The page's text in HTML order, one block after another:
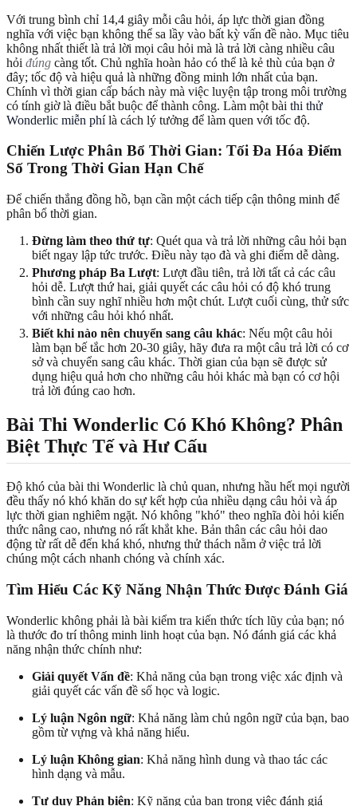
Với trung bình chỉ 14,4 giây mỗi câu hỏi, áp lực thời gian đồng
nghĩa với việc bạn không thể sa lầy vào bất kỳ vấn đề nào. Mục tiêu
không nhất thiết là trả lời mọi câu hỏi mà là trả lời càng nhiều câu
hỏi đúng càng tốt. Chủ nghĩa hoàn hảo có thể là kẻ thù của bạn ở
đây; tốc độ và hiệu quả là những đồng minh lớn nhất của bạn.
Chính vì thời gian cấp bách này mà việc luyện tập trong môi trường
có tính giờ là điều bắt buộc để thành công. Làm một bài thi thử
Wonderlic miễn phílà cách lý tưởng để làm quen với tốc độ.
Chiến Lược Phân Bổ Thời Gian: Tối Đa Hóa Điểm
Số Trong Thời Gian Hạn Chế
Để chiến thắng đồng hồ, bạn cần một cách tiếp cận thông minh để
phân bổ thời gian.
Đừng làm theo thứ tự: Quét qua và trả lời những câu hỏi bạn
biết ngay lập tức trước. Điều này tạo đà và ghi điểm dễ dàng.
Phương pháp Ba Lượt: Lượt đầu tiên, trả lời tất cả các câu
hỏi dễ. Lượt thứ hai, giải quyết các câu hỏi có độ khó trung
bình cần suy nghĩ nhiều hơn một chút. Lượt cuối cùng, thử sức
với những câu hỏi khó nhất.
Biết khi nào nên chuyển sang câu khác: Nếu một câu hỏi
làm bạn bế tắc hơn 20-30 giây, hãy đưa ra một câu trả lời có cơ
sở và chuyển sang câu khác. Thời gian của bạn sẽ được sử
dụng hiệu quả hơn cho những câu hỏi khác mà bạn có cơ hội
trả lời đúng cao hơn.
Bài Thi Wonderlic Có Khó Không? Phân
Biệt Thực Tế và Hư Cấu
Độ khó của bài thi Wonderlic là chủ quan, nhưng hầu hết mọi người
đều thấy nó khó khăn do sự kết hợp của nhiều dạng câu hỏi và áp
lực thời gian nghiêm ngặt. Nó không "khó" theo nghĩa đòi hỏi kiến
thức nâng cao, nhưng nó rất khắt khe. Bản thân các câu hỏi dao
động từ rất dễ đến khá khó, nhưng thử thách nằm ở việc trả lời
chúng một cách nhanh chóng và chính xác.
Tìm Hiểu Các Kỹ Năng Nhận Thức Được Đánh Giá
Wonderlic không phải là bài kiểm tra kiến thức tích lũy của bạn; nó
là thước đo trí thông minh linh hoạt của bạn. Nó đánh giá các khả
năng nhận thức chính như:
Giải quyết Vấn đề: Khả năng của bạn trong việc xác định và
giải quyết các vấn đề số học và logic.
Lý luận Ngôn ngữ: Khả năng làm chủ ngôn ngữ của bạn, bao
gồm từ vựng và khả năng hiểu.
Lý luận Không gian: Khả năng hình dung và thao tác các
hình dạng và mẫu.
Tư duy Phản biện: Kỹ năng của bạn trong việc đánh giá